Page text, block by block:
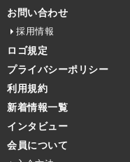
お問い合わせ
採用情報
ロゴ規定
プライバシーポリシー
利用規約
新着情報一覧
インタビュー
会員について